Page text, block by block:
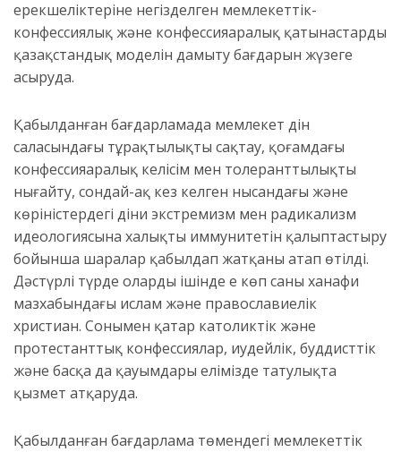
ерекшеліктеріне негізделген мемлекеттік-
конфессиялық және конфессияаралық қатынастардың
қазақстандық моделін дамыту бағдарын жүзеге
асыруда.
Қабылданған бағдарламада мемлекет дін
саласындағы тұрақтылықты сақтау, қоғамдағы
конфессияаралық келісім мен толеранттылықты
нығайту, сондай-ақ кез келген нысандағы және
көріністердегі діни экстремизм мен радикализм
идеологиясына халықтың иммунитетін қалыптастыру
бойынша шаралар қабылдап жатқаны атап өтілді.
Дәстүрлі түрде олардың ішінде ең көп саны ханафи
мазхабындағы ислам және православиелік
христиан. Сонымен қатар католиктік және
протестанттық конфессиялар, иудейлік, буддисттік
және басқа да қауымдары елімізде татулықта
қызмет атқаруда.
Қабылданған бағдарлама төмендегі мемлекеттік